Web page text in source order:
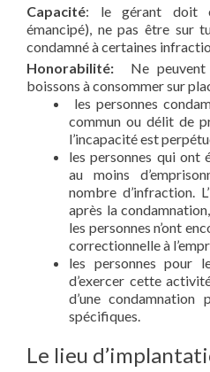
Capacité: le gérant doit
émancipé), ne pas être sur
condamné à certaines
Honorabilité: Ne
boissons à consommer sur
les personnes
commun ou délit de
l’incapacité est
les personnes qui ont
au moins
nombre d’infraction.
après la
les personnes n’ont
correctionnelle à
les personnes pour
d’exercer cette
d’une condamnation
spécifiques.
Le lieu